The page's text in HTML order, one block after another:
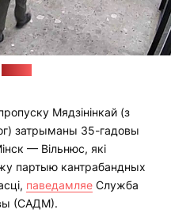
Мядзінінкай (з
затрыманы 35-гадовы
— Вільнюс, які
партыю кантрабандных
паведамляе Служба
(САДМ).